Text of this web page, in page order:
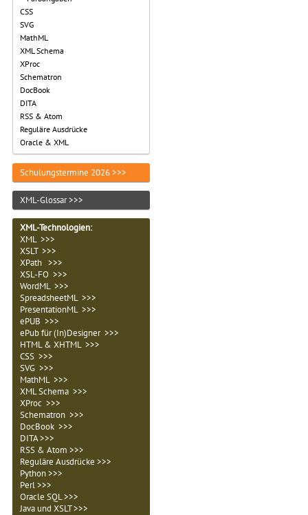
CSS
SVG
MathML
XML Schema
XProc
Schematron
DocBook
DITA
RSS & Atom
Reguläre Ausdrücke
Oracle & XML
Schulungstermine 2026 >>>
XML-Glossar >>>
XML-Technologien:
XML >>>
XSLT >>>
XPath >>>
XSL-FO >>>
WordML >>>
SpreadsheetML >>>
PresentationML >>>
ePUB >>>
ePub für (In)Designer >>>
HTML & XHTML >>>
CSS >>>
SVG >>>
MathML >>>
XML Schema >>>
XProc >>>
Schematron >>>
DocBook >>>
DITA >>>
RSS & Atom >>>
Reguläre Ausdrücke >>>
Python >>>
Perl >>>
Oracle SQL >>>
Java und XSLT >>>